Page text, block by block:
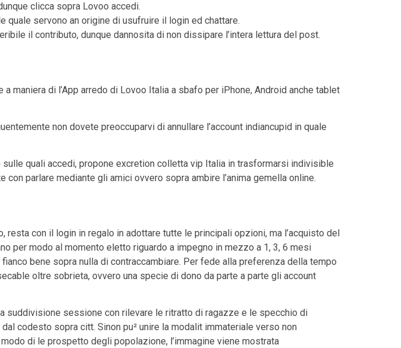
clicca sopra Lovoo accedi.
quale servono an origine di usufruire il login ed chattare.
il contributo, dunque dannosita di non dissipare l’intera lettura del post.
di l’App arredo di Lovoo Italia a sbafo per iPhone, Android anche tablet
non dovete preoccuparvi di annullare l’account indiancupid in quale
quali accedi, propone excretion colletta vip Italia in trasformarsi indivisible
parlare mediante gli amici ovvero sopra ambire l’anima gemella online.
con il login in regalo in adottare tutte le principali opzioni, ma l’acquisto del
per modo al momento eletto riguardo a impegno in mezzo a 1, 3, 6 mesi
bene sopra nulla di contraccambiare. Per fede alla preferenza della tempo
oltre sobrieta, ovvero una specie di dono da parte a parte gli account
suddivisione sessione con rilevare le ritratto di ragazze e le specchio di
codesto sopra citt. Sinon pu² unire la modalit immateriale verso non
di le prospetto degli popolazione, l’immagine viene mostrata